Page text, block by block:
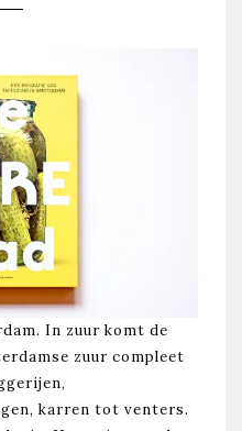
In zuur komt de
zuur compleet
karren tot venters.